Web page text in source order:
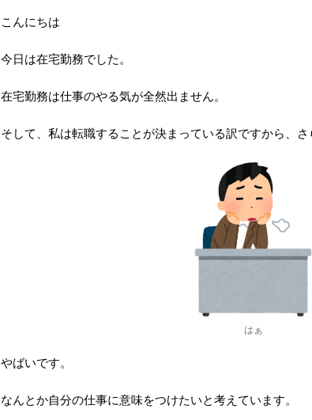
こんにちは
今日は在宅勤務でした。
在宅勤務は仕事のやる気が全然出ません。
そして、私は転職することが決まっている訳ですから、さ
はぁ
やばいです。
なんとか自分の仕事に意味をつけたいと考えています。